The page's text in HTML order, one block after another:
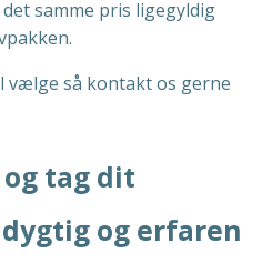
samme pris ligegyldig
vælge så kontakt os gerne
tag dit
og erfaren